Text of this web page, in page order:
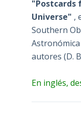
"Postcards
Universe" ,
Southern
autores (D.
En inglés,